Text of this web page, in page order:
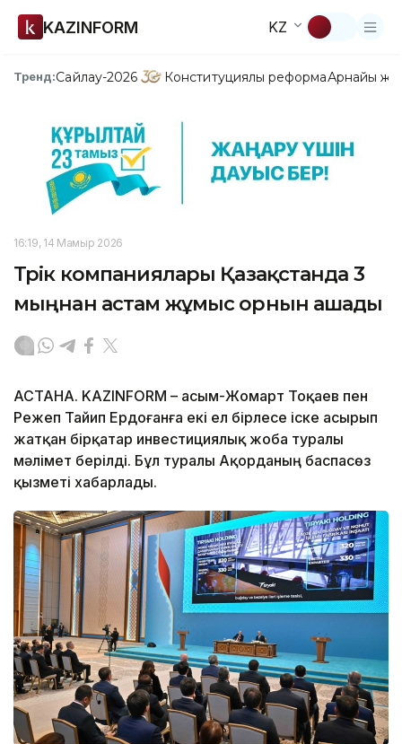
KAZINFORM KZ
Тренд:Сайлау-2026 Конституциялық реформаАрнайы
16:19, 14 Мамыр 2026
Түрік компаниялары Қазақстанда 3
мыңнан астам жұмыс орнын ашады
АСТАНА. KAZINFORM – Қасым-Жомарт Тоқаев пен
Режеп Тайип Ердоғанға екі ел бірлесе іске асырып
жатқан бірқатар инвестициялық жоба туралы
мәлімет берілді. Бұл туралы Ақорданың баспасөз
қызметі хабарлады.